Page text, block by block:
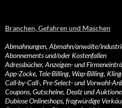
Branchen, Gefahren und Maschen
Abmahnungen, Abmahn/anwälte/
Abonnements und/oder Kostenfallen
Adressbücher, Anzeigen- und
App-Zocke, Tele-Billing, Wap-Billing,
Call-by-Call-, Pre-Select- und Vorwahl-
Coupons, Gutscheine, Dealz und
Dubiose Onlineshops, fragwürdige